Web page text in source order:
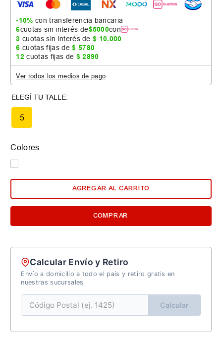
-10% con transferencia bancaria
6cuotas sin interés de$5000con
3 cuotas sin interés de$ 10.000
6 cuotas fijas de$ 5780
12 cuotas fijas de $ 2890
Ver todos los medios de pago
5
Colores
AGREGAR AL CARRITO
COMPRAR
Calcular Envío y Retiro
Envío a domicilio a todo el país y retiro gratis en
nuestras sucursales
Calcular